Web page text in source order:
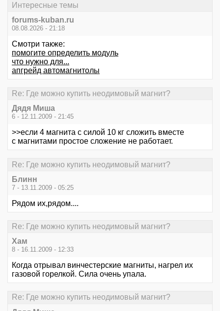
Интересные темы
forums-kuban.ru
08.08.2026 - 21:18
Смотри также:
помогите определить модуль
что нужно для...
апгрейд автомагнитолы
Re: Где можно купить неодимовый магнит?
Дядя Миша
6 - 12.11.2009 - 21:45
>>если 4 магнита с силой 10 кг сложить вместе
с магнитами простое сложение не работает.
Re: Где можно купить неодимовый магнит?
Блинн
7 - 13.11.2009 - 05:25
Рядом их,рядом....
Re: Где можно купить неодимовый магнит?
Хам
8 - 16.11.2009 - 12:33
Когда отрывал винчестерские магниты, нагрел их
газовой горелкой. Сила очень упала.
Re: Где можно купить неодимовый магнит?